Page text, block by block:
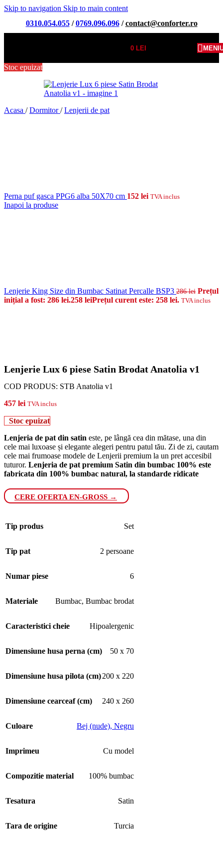
Skip to navigation Skip to main content
0310.054.055/0769.096.096/contact@conforter.ro
0LEI
Stoc epuizat
Acasa / Dormitor/ Lenjerii de pat
Perna puf gasca PPG6 alba 50X70 cm 152 lei TVA inclus
Inapoi la produse
Lenjerie King Size din Bumbac Satinat Percalle BSP3 286lei Prețul
inițial a fost: 286 lei.258 leiPrețul curent este: 258 lei. TVA inclus
Lenjerie Lux 6 piese Satin Brodat Anatolia v1
COD PRODUS: STB Anatolia v1
457 lei TVA inclus
Stoc epuizat
Lenjeria de pat din satin este, pe lângă cea din mătase, una din
cele mai luxoase și elegante alegeri pentru patul tău. Zi de zi, cautam
cele mai frumoase modele de Lenjerii premium la un pret accesibil
tuturor. Lenjeria de pat premium Satin din bumbac 100% este
fabricata din 100% bumbac natural, la standarde ridicate
CERE OFERTA EN-GROSS →
Tip produs Set
Tip pat 2 persoane
Numar piese 6
Materiale Bumbac, Bumbac brodat
Caracteristici cheie Hipoalergenic
Dimensiune husa perna (cm) 50 x 70
Dimensiune husa pilota (cm)200 x 220
Dimensiune cearceaf (cm) 240 x 260
Culoare Bej (nude), Negru
Imprimeu Cu model
Compozitie material 100% bumbac
Tesatura Satin
Tara de origine Turcia